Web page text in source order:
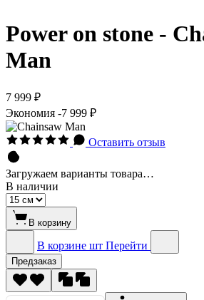
Power on stone -
Man
7 999 ₽
Экономия -7 999 ₽
Оставить отзыв
Загружаем варианты товара…
В наличии
В корзину
В корзине шт Перейти
Предзаказ